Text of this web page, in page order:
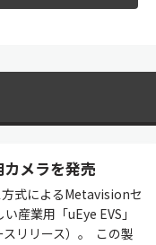
メラを発売
式によるMetavisionセ
産業用「uEye EVS」
リリース）。 この製